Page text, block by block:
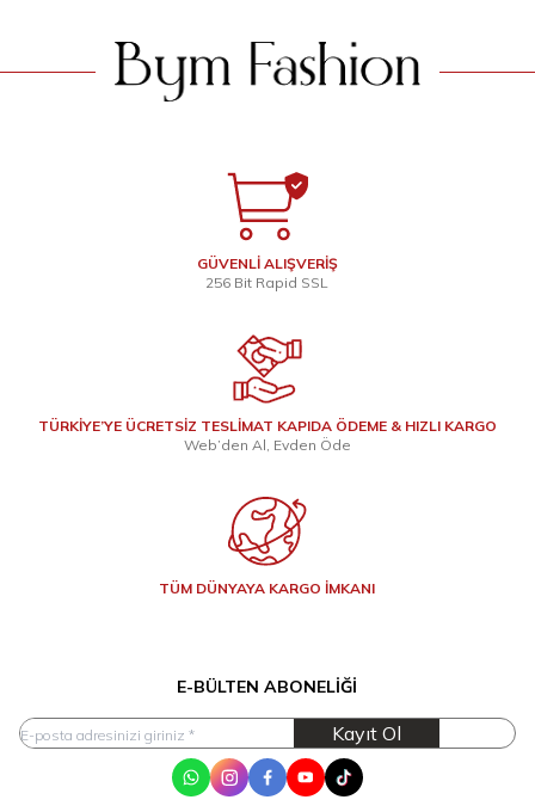
GÜVENLİ ALIŞVERİŞ
256 Bit Rapid SSL
TÜRKİYE’YE ÜCRETSİZ TESLİMAT KAPIDA ÖDEME & HIZLI KARGO
Web’den Al, Evden Öde
TÜM DÜNYAYA KARGO İMKANI
E-BÜLTEN ABONELIĞI
Kayıt Ol
WhatsApp
InstagramFacebook
YoutubeTik Tok